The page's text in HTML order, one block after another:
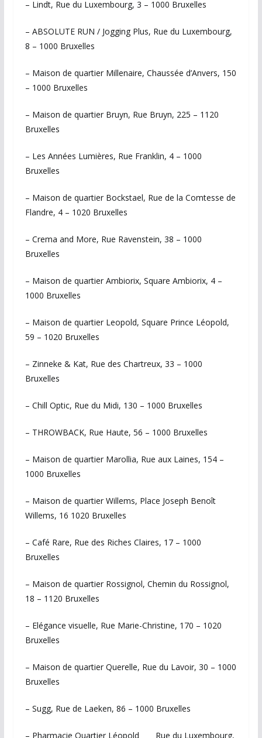
– Lindt, Rue du Luxembourg, 3 – 1000 Bruxelles
– ABSOLUTE RUN / Jogging Plus, Rue du Luxembourg,
8 – 1000 Bruxelles
– Maison de quartier Millenaire, Chaussée d’Anvers, 150
– 1000 Bruxelles
– Maison de quartier Bruyn, Rue Bruyn, 225 – 1120
Bruxelles
– Les Années Lumières, Rue Franklin, 4 – 1000
Bruxelles
– Maison de quartier Bockstael, Rue de la Comtesse de
Flandre, 4 – 1020 Bruxelles
– Crema and More, Rue Ravenstein, 38 – 1000
Bruxelles
– Maison de quartier Ambiorix, Square Ambiorix, 4 –
1000 Bruxelles
– Maison de quartier Leopold, Square Prince Léopold,
59 – 1020 Bruxelles
– Zinneke & Kat, Rue des Chartreux, 33 – 1000
Bruxelles
– Chill Optic, Rue du Midi, 130 – 1000 Bruxelles
– THROWBACK, Rue Haute, 56 – 1000 Bruxelles
– Maison de quartier Marollia, Rue aux Laines, 154 –
1000 Bruxelles
– Maison de quartier Willems, Place Joseph Benoît
Willems, 16 1020 Bruxelles
– Café Rare, Rue des Riches Claires, 17 – 1000
Bruxelles
– Maison de quartier Rossignol, Chemin du Rossignol,
18 – 1120 Bruxelles
– Elégance visuelle, Rue Marie-Christine, 170 – 1020
Bruxelles
– Maison de quartier Querelle, Rue du Lavoir, 30 – 1000
Bruxelles
– Sugg, Rue de Laeken, 86 – 1000 Bruxelles
– Pharmacie Quartier Léopold Rue du Luxembourg,